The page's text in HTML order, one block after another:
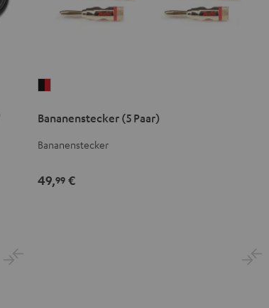
Paar)
Bananenstecker (5 Paar)
Bananenstecker
49,99 €